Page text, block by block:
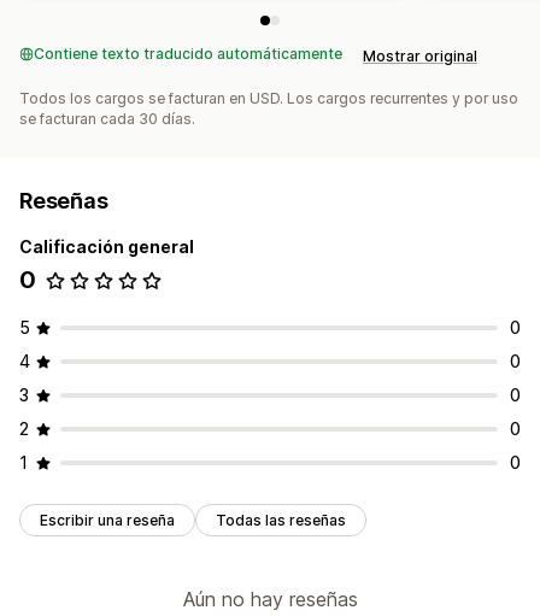
Contiene texto traducido automáticamente Mostrar original
Todos los cargos se facturan en USD. Los cargos recurrentes y por uso
se facturan cada 30 días.
Reseñas
Calificación general
0
5
0
4
0
3
0
2
0
1
0
Escribir una reseña Todas las reseñas
Aún no hay reseñas